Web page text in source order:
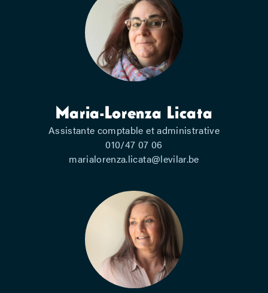
Maria-Lorenza Licata
Assistante comptable et administrative
010/47 07 06
marialorenza.licata@levilar.be